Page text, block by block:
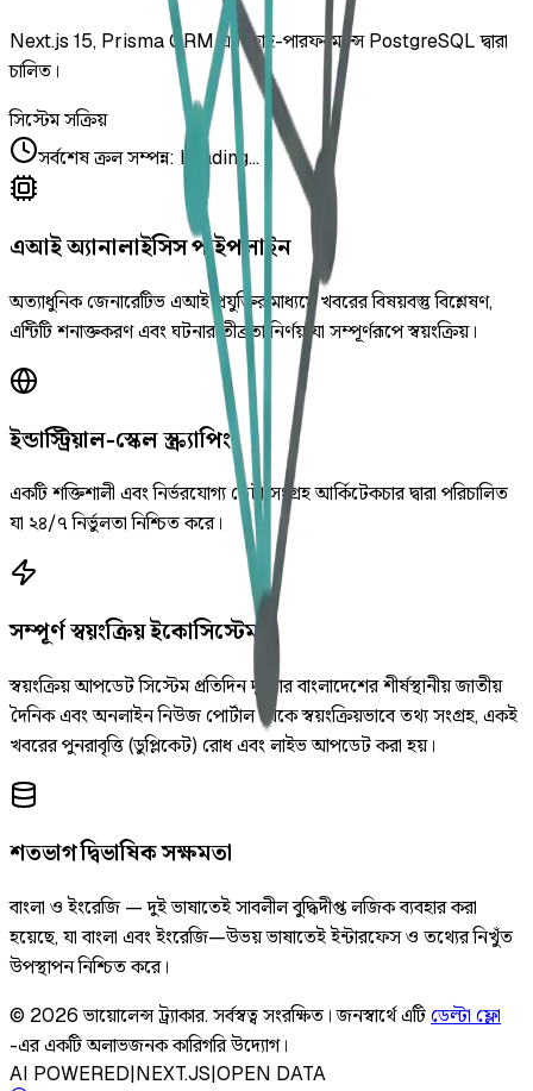
Next.js 15, Prisma ORM এবং হাই-পারফরম্যান্স PostgreSQL দ্বারা
চালিত।
সিস্টেম সক্রিয়
সর্বশেষ ক্রল সম্পন্ন: Loading...
এআই অ্যানালাইসিস পাইপলাইন
অত্যাধুনিক জেনারেটিভ এআই প্রযুক্তির মাধ্যমে খবরের বিষয়বস্তু বিশ্লেষণ,
এন্টিটি শনাক্তকরণ এবং ঘটনার তীব্রতা নির্ণয় যা সম্পূর্ণরূপে স্বয়ংক্রিয়।
ইন্ডাস্ট্রিয়াল-স্কেল স্ক্র্যাপিং
একটি শক্তিশালী এবং নির্ভরযোগ্য ডেটা সংগ্রহ আর্কিটেকচার দ্বারা পরিচালিত
যা ২৪/৭ নির্ভুলতা নিশ্চিত করে।
সম্পূর্ণ স্বয়ংক্রিয় ইকোসিস্টেম
স্বয়ংক্রিয় আপডেট সিস্টেম প্রতিদিন দুইবার বাংলাদেশের শীর্ষস্থানীয় জাতীয়
দৈনিক এবং অনলাইন নিউজ পোর্টাল থেকে স্বয়ংক্রিয়ভাবে তথ্য সংগ্রহ, একই
খবরের পুনরাবৃত্তি (ডুপ্লিকেট) রোধ এবং লাইভ আপডেট করা হয়।
শতভাগ দ্বিভাষিক সক্ষমতা
বাংলা ও ইংরেজি — দুই ভাষাতেই সাবলীল বুদ্ধিদীপ্ত লজিক ব্যবহার করা
হয়েছে, যা বাংলা এবং ইংরেজি—উভয় ভাষাতেই ইন্টারফেস ও তথ্যের নিখুঁত
উপস্থাপন নিশ্চিত করে।
© 2026 ভায়োলেন্স ট্র্যাকার.সর্বস্বত্ব সংরক্ষিত। জনস্বার্থে এটিডেল্টা ফ্লো
-এর একটি অলাভজনক কারিগরি উদ্যোগ।
AI POWERED|NEXT.JS|OPEN DATA